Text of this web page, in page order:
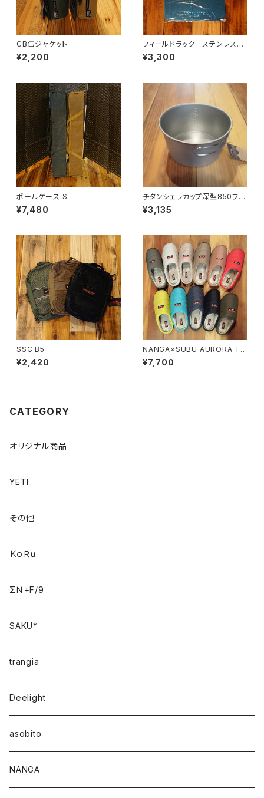
CB缶ジャケット
¥2,200
フィールドラック ステンレス天
板 ハーフ
¥3,300
ポールケース S
¥7,480
チタンシェラカップ深型850フォ
ールドハンドル(メモリ付)
¥3,135
SSC B5
¥2,420
NANGA×SUBU AURORA TE
X WINTER SANDAL
¥7,700
CATEGORY
オリジナル商品
YETI
その他
ＫｏＲｕ
ΣＮ+F/9
SAKU*
trangia
Deelight
asobito
NANGA